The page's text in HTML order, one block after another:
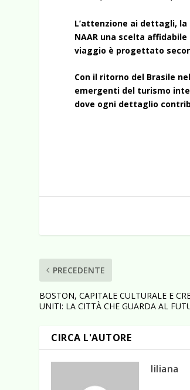
L’attenzione ai dettagli,
NAAR una scelta
viaggio è progettato
Con il ritorno del Brasile
emergenti del turismo
dove ogni dettaglio
PRECEDENTE
BOSTON, CAPITALE CULTURALE E
UNITI: LA CITTÀ CHE GUARDA AL
CIRCA L'AUTORE
liliana